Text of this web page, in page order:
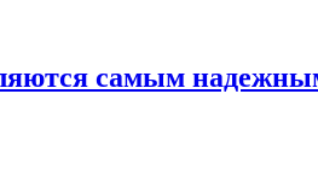
самым